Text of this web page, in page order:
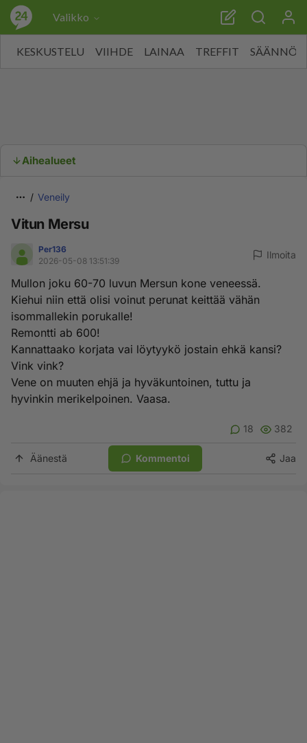
Valikko
KESKUSTELU VIIHDE LAINAA TREFFIT SÄÄNNÖT
Aihealueet
Veneily
Vitun Mersu
Per136
2026-05-08 13:51:39
Ilmoita
Mullon joku 60-70 luvun Mersun kone veneessä.
Kiehui niin että olisi voinut perunat keittää vähän
isommallekin porukalle!
Remontti ab 600!
Kannattaako korjata vai löytyykö jostain ehkä kansi?
Vink vink?
Vene on muuten ehjä ja hyväkuntoinen, tuttu ja
hyvinkin merikelpoinen. Vaasa.
18 382
Äänestä Kommentoi Jaa